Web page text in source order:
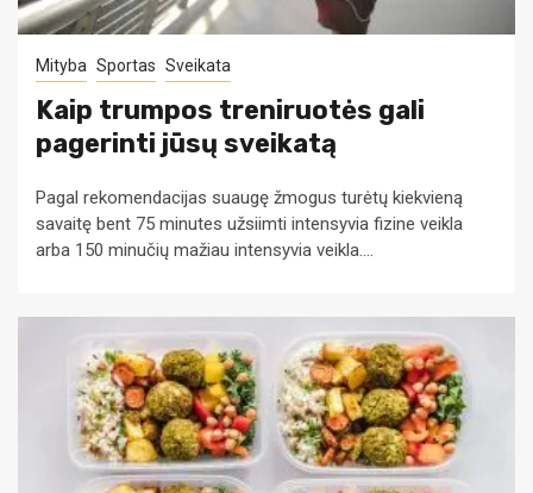
Mityba Sportas Sveikata
Kaip trumpos treniruotės gali
pagerinti jūsų sveikatą
Pagal rekomendacijas suaugę žmogus turėtų kiekvieną
savaitę bent 75 minutes užsiimti intensyvia fizine veikla
arba 150 minučių mažiau intensyvia veikla....